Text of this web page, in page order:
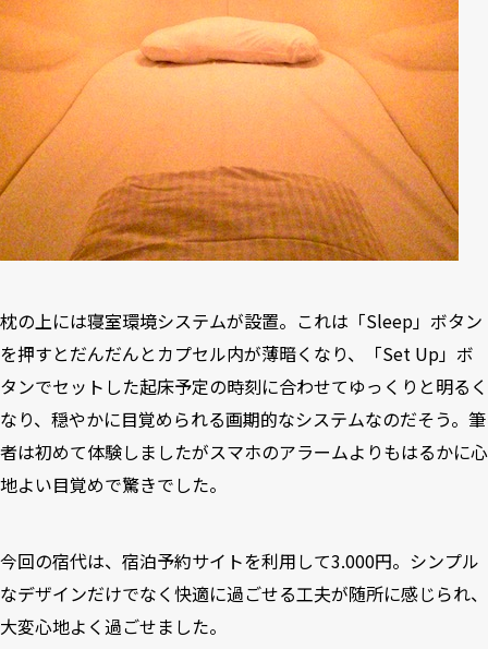
枕の上には寝室環境システムが設置。これは「Sleep」ボタン
を押すとだんだんとカプセル内が薄暗くなり、「Set Up」ボ
タンでセットした起床予定の時刻に合わせてゆっくりと明るく
なり、穏やかに目覚められる画期的なシステムなのだそう。筆
者は初めて体験しましたがスマホのアラームよりもはるかに心
地よい目覚めで驚きでした。
今回の宿代は、宿泊予約サイトを利用して3.000円。シンプル
なデザインだけでなく快適に過ごせる工夫が随所に感じられ、
大変心地よく過ごせました。